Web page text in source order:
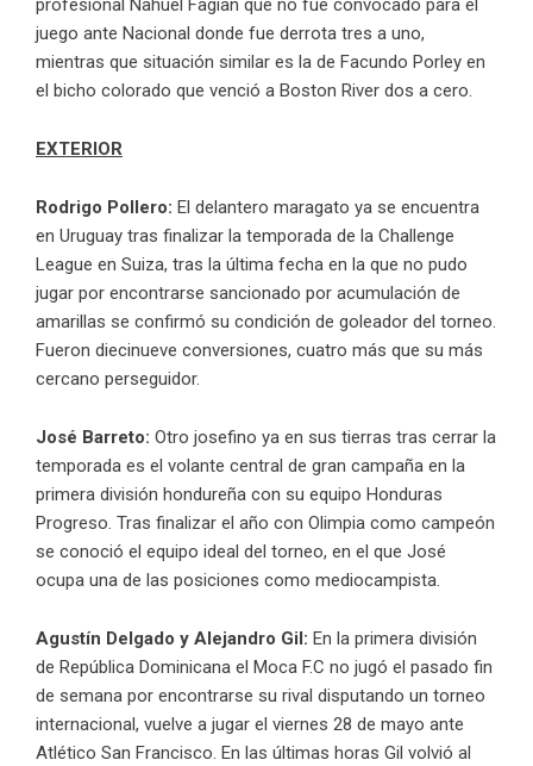
juego ante Nacional donde fue derrota tres a uno,
mientras que situación similar es la de Facundo Porley en
el bicho colorado que venció a Boston River dos a cero.
EXTERIOR
Rodrigo Pollero: El delantero maragato ya se encuentra
en Uruguay tras finalizar la temporada de la Challenge
League en Suiza, tras la última fecha en la que no pudo
jugar por encontrarse sancionado por acumulación de
amarillas se confirmó su condición de goleador del torneo.
Fueron diecinueve conversiones, cuatro más que su más
cercano perseguidor.
José Barreto: Otro josefino ya en sus tierras tras cerrar la
temporada es el volante central de gran campaña en la
primera división hondureña con su equipo Honduras
Progreso. Tras finalizar el año con Olimpia como campeón
se conoció el equipo ideal del torneo, en el que José
ocupa una de las posiciones como mediocampista.
Agustín Delgado y Alejandro Gil: En la primera división
de República Dominicana el Moca F.C no jugó el pasado fin
de semana por encontrarse su rival disputando un torneo
internacional, vuelve a jugar el viernes 28 de mayo ante
Atlético San Francisco. En las últimas horas Gil volvió al